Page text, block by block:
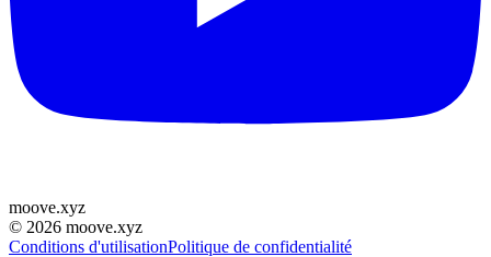
moove.xyz
© 2026 moove.xyz
Conditions d'utilisationPolitique de confidentialité